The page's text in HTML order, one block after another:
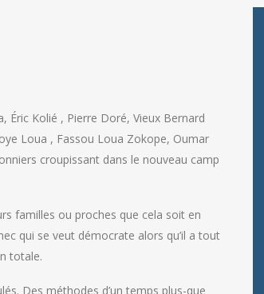
Éric Kolié , Pierre Doré, Vieux Bernard
Loua , Fassou Loua Zokope, Oumar
croupissant dans le nouveau camp
familles ou proches que cela soit en
qui se veut démocrate alors qu’il a tout
totale.
Des méthodes d’un temps plus-que